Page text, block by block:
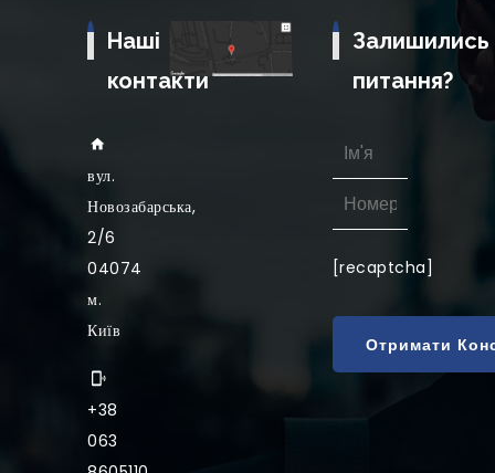
Наші
контакти
вул.
Новозабарська,
2/6
04074
м.
Київ
+38
063
Залишились
питання?
[recaptcha]